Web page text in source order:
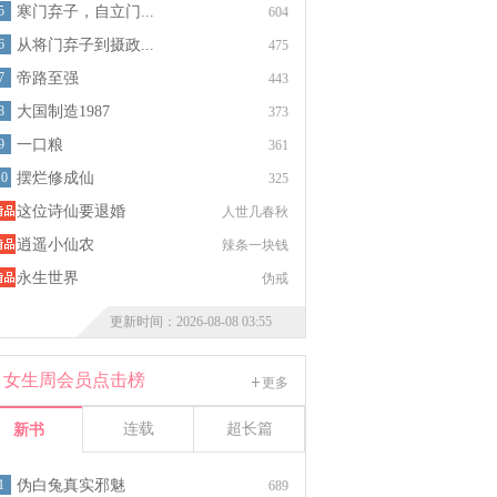
604
寒门弃子，自立门...
475
从将门弃子到摄政...
443
帝路至强
373
大国制造1987
361
一口粮
325
摆烂修成仙
人世几春秋
这位诗仙要退婚
辣条一块钱
逍遥小仙农
伪戒
永生世界
更新时间：2026-08-08 03:55
更多
女生周会员点击榜
新书 连载 超长篇
689
1 伪白兔真实邪魅